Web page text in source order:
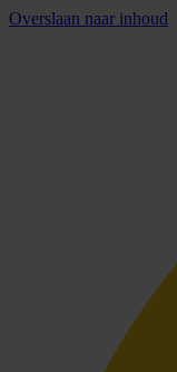
Overslaan naar inhoud